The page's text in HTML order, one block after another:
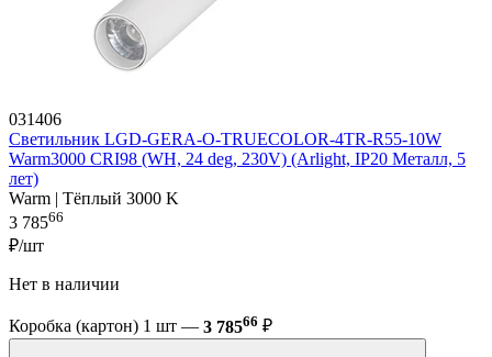
031406
Светильник LGD-GERA-O-TRUECOLOR-4TR-R55-10W
Warm3000 CRI98 (WH, 24 deg, 230V) (Arlight, IP20 Металл, 5
лет)
Warm | Тёплый 3000 K
3 78566
₽/шт
Нет в наличии
Коробка (картон) 1 шт — 3 78566 ₽